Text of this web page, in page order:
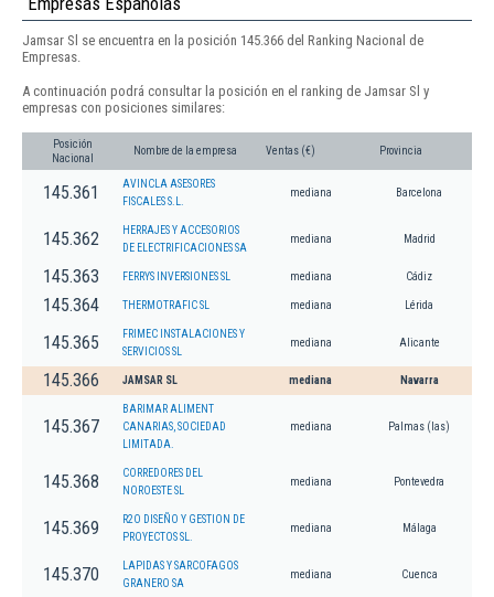
Jamsar Sl se encuentra en la posición 145.366 del Ranking Nacional de
Empresas.
A continuación podrá consultar la posición en el ranking de Jamsar Sl y
empresas con posiciones similares:
Posición
Nacional
Nombre de la empresa Ventas (€) Provincia
145.361
AVINCLA ASESORES
FISCALES S.L.
mediana Barcelona
145.362
HERRAJES Y ACCESORIOS
DE ELECTRIFICACIONES SA
mediana Madrid
145.363 FERRYS INVERSIONES SL mediana Cádiz
145.364 THERMOTRAFIC SL mediana Lérida
145.365
FRIMEC INSTALACIONES Y
SERVICIOS SL
mediana Alicante
145.366 JAMSAR SL mediana Navarra
145.367
BARIMAR ALIMENT
CANARIAS, SOCIEDAD
LIMITADA.
mediana Palmas (las)
145.368
CORREDORES DEL
NOROESTE SL
mediana Pontevedra
145.369
R2O DISEÑO Y GESTION DE
PROYECTOS SL.
mediana Málaga
145.370
LAPIDAS Y SARCOFAGOS
GRANERO SA
mediana Cuenca